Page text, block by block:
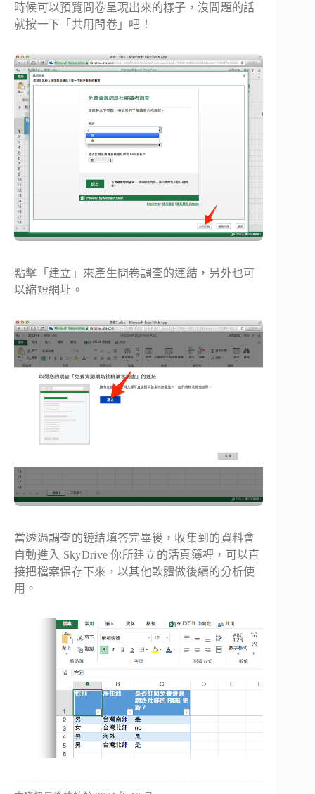
時候可以預覽問卷呈現出來的樣子，沒問題的話
就按一下「共用問卷」吧！
點擊「建立」來產生問卷調查的連結，另外也可
以縮短網址。
當透過調查的鏈結填答完畢後，收集到的資料會
自動進入 SkyDrive 你所建立的活頁簿裡，可以直
接把檔案保存下來，以其他軟體做後續的分析使
用。